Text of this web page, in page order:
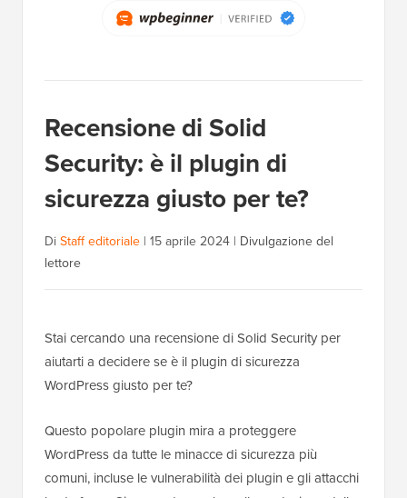
Recensione di Solid
Security: è il plugin di
sicurezza giusto per te?
DiStaff editoriale | 15 aprile 2024 | Divulgazione del
lettore
Stai cercando una recensione di Solid Security per
aiutarti a decidere se è il plugin di sicurezza
WordPress giusto per te?
Questo popolare plugin mira a proteggere
WordPress da tutte le minacce di sicurezza più
comuni, incluse le vulnerabilità dei plugin e gli attacchi